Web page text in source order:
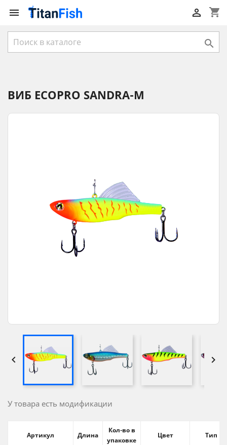
 shopping_cart


ВИБ ECOPRO SANDRA-M
 
У товара есть модификации
Артикул Длина
Кол-во в
упаковке
Цвет Тип